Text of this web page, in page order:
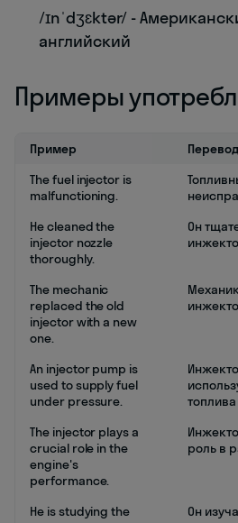
/ɪnˈdʒɛktər/ -
английский
Примеры
Пример
The fuel injector is
malfunctioning.
He cleaned the
injector nozzle
thoroughly.
Он
The mechanic
replaced the old
injector with a new
one.
An injector pump is
used to supply fuel
under pressure.
The injector plays a
crucial role in the
engine's
performance.
роль в
He is studying the
Он